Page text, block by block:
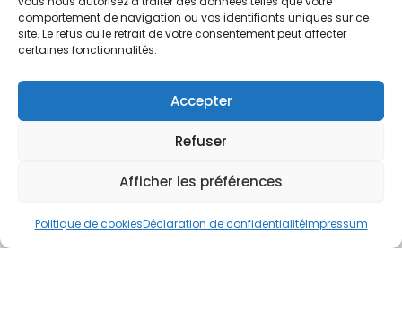
comportement de navigation ou vos identifiants uniques sur ce
site. Le refus ou le retrait de votre consentement peut affecter
certaines fonctionnalités.
Accepter
Refuser
Afficher les préférences
Politique de cookiesDéclaration de confidentialitéImpressum
CGV
cboukris@habitat-social.com